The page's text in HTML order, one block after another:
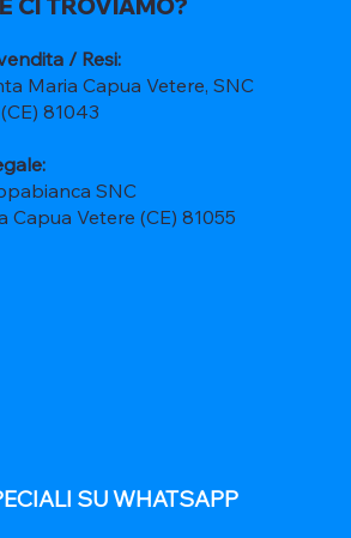
/ Resi:
Maria Capua Vetere, SNC
81043
SNC
Capua Vetere (CE) 81055
SU WHATSAPP